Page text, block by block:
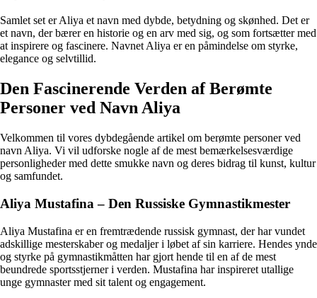
Samlet set er Aliya et navn med dybde, betydning og skønhed. Det er
et navn, der bærer en historie og en arv med sig, og som fortsætter med
at inspirere og fascinere. Navnet Aliya er en påmindelse om styrke,
elegance og selvtillid.
Den Fascinerende Verden af Berømte
Personer ved Navn Aliya
Velkommen til vores dybdegående artikel om berømte personer ved
navn Aliya. Vi vil udforske nogle af de mest bemærkelsesværdige
personligheder med dette smukke navn og deres bidrag til kunst, kultur
og samfundet.
Aliya Mustafina – Den Russiske Gymnastikmester
Aliya Mustafina er en fremtrædende russisk gymnast, der har vundet
adskillige mesterskaber og medaljer i løbet af sin karriere. Hendes ynde
og styrke på gymnastikmåtten har gjort hende til en af de mest
beundrede sportsstjerner i verden. Mustafina har inspireret utallige
unge gymnaster med sit talent og engagement.